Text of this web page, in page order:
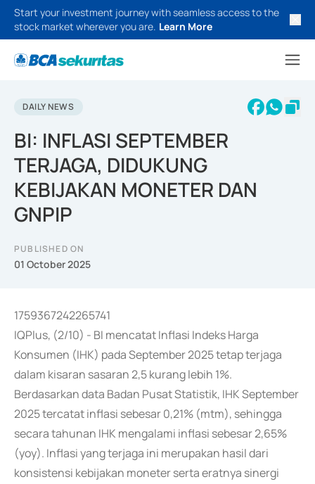
Start your investment journey with seamless access to the
stock market wherever you are. Learn More
DAILY NEWS
BI: INFLASI SEPTEMBER
TERJAGA, DIDUKUNG
KEBIJAKAN MONETER DAN
GNPIP
PUBLISHED ON
01 October 2025
1759367242265741
IQPlus, (2/10) - BI mencatat Inflasi Indeks Harga
Konsumen (IHK) pada September 2025 tetap terjaga
dalam kisaran sasaran 2,5 kurang lebih 1%.
Berdasarkan data Badan Pusat Statistik, IHK September
2025 tercatat inflasi sebesar 0,21% (mtm), sehingga
secara tahunan IHK mengalami inflasi sebesar 2,65%
(yoy). Inflasi yang terjaga ini merupakan hasil dari
konsistensi kebijakan moneter serta eratnya sinergi